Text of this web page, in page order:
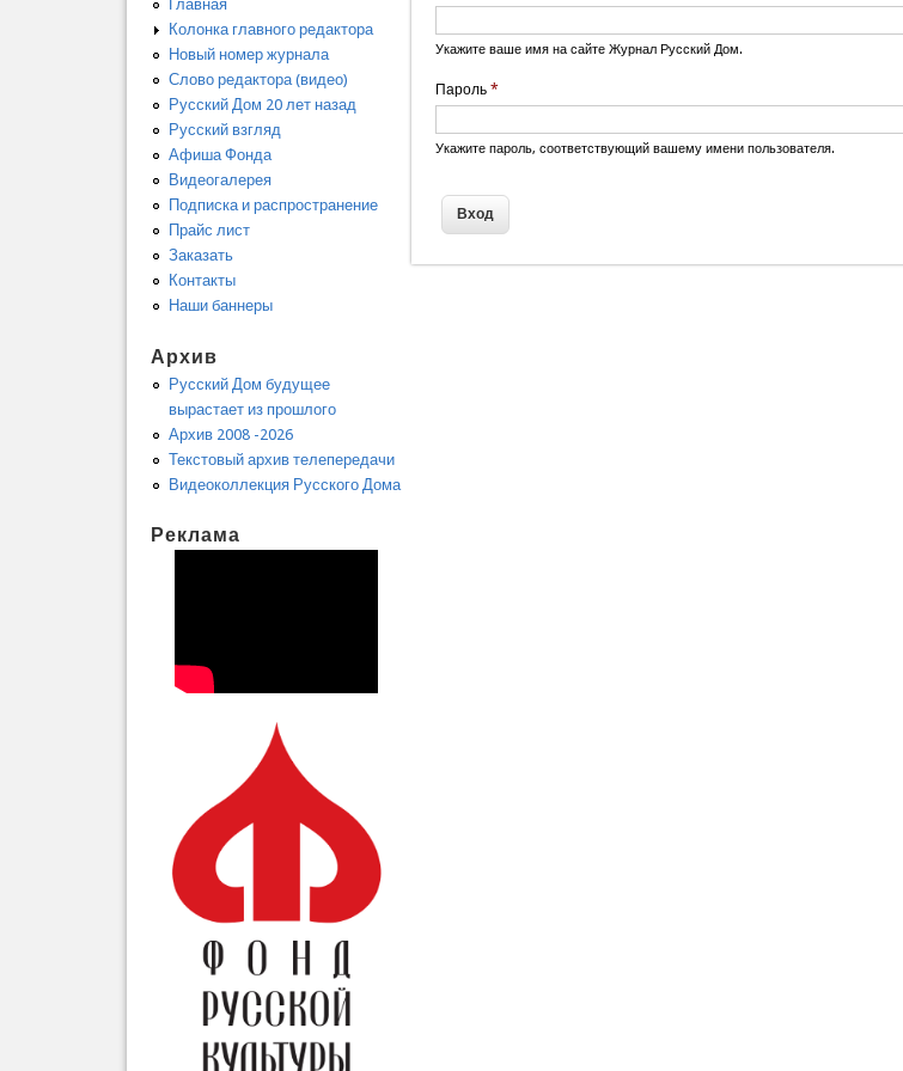
Укажите ваше имя на сайте Журнал Русский Дом.
Пароль*
Укажите пароль, соответствующий вашему имени пользователя.
Главная
Колонка главного редактора
Новый номер журнала
Слово редактора (видео)
Русский Дом 20 лет назад
Русский взгляд
Афиша Фонда
Видеогалерея
Подписка и распространение
Прайс лист
Заказать
Контакты
Наши баннеры
Архив
Русский Дом будущее
вырастает из прошлого
Архив 2008 -2026
Текстовый архив телепередачи
Видеоколлекция Русского Дома
Реклама